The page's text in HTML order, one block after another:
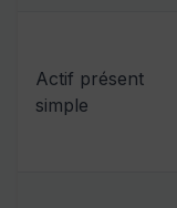
Actif présent
simple